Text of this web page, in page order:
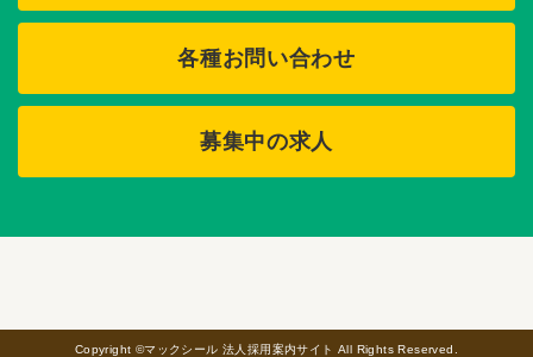
各種お問い合わせ
募集中の求人
Copyright ©マックシール 法人採用案内サイト All Rights Reserved.